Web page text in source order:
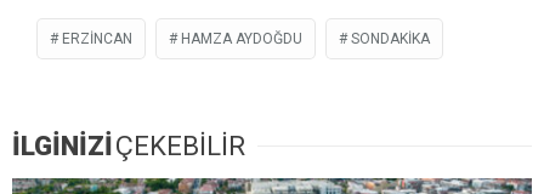
ERZİNCAN HAMZA AYDOĞDU SONDAKIKA
İLGİNİZİÇEKEBİLİR